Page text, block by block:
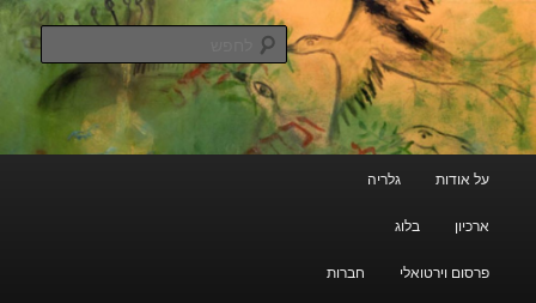
עבור
לתוכן
הראשי
ארכיון מרוקאי יהודי
גלריה קוד פתוח
לחפש
על אודות גלריה
ארכיון בלוג
פרסום וירטואלי חברות